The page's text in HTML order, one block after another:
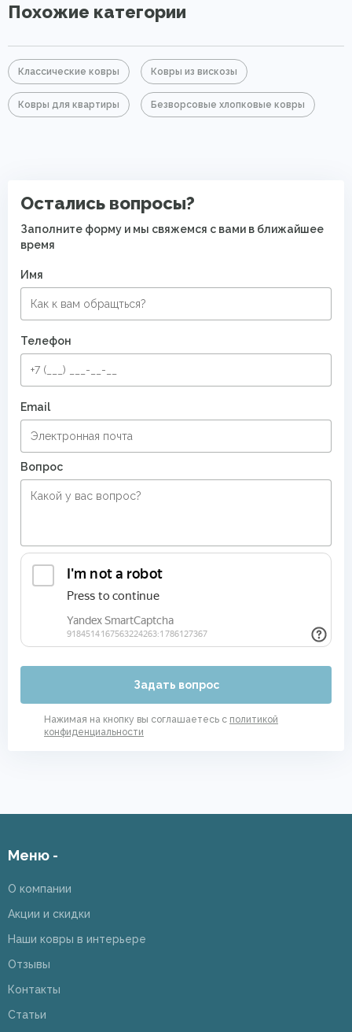
Похожие категории
Классические ковры Ковры из вискозы
Ковры для квартиры Безворсовые хлопковые ковры
Остались вопросы?
Заполните форму и мы свяжемся с вами в ближайшее
время
Имя
Телефон
Email
Вопрос
Задать вопрос
Нажимая на кнопку вы соглашаетесь с политикой
конфиденциальности
Меню -
О компании
Акции и скидки
Наши ковры в интерьере
Отзывы
Контакты
Статьи